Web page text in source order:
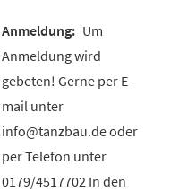
Um
Anmeldung wird
gebeten! Gerne per E-
mail unter
info@tanzbau.de oder
per Telefon unter
0179/4517702 In den